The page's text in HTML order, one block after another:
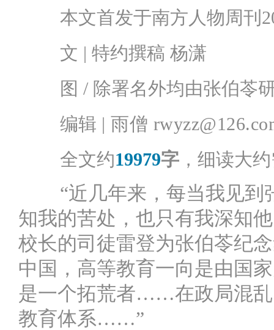
本文首发于南方人物周刊
文 | 特约撰稿 杨潇
图 / 除署名外均由张伯苓
编辑 | 雨僧
全文约19979字 ，细读大
“近几年来，每当我见
知我的苦处，也只有我深知
校长的司徒雷登为张伯苓纪
中国，高等教育一向是由国
是一个拓荒者……在政局混
教育体系……”